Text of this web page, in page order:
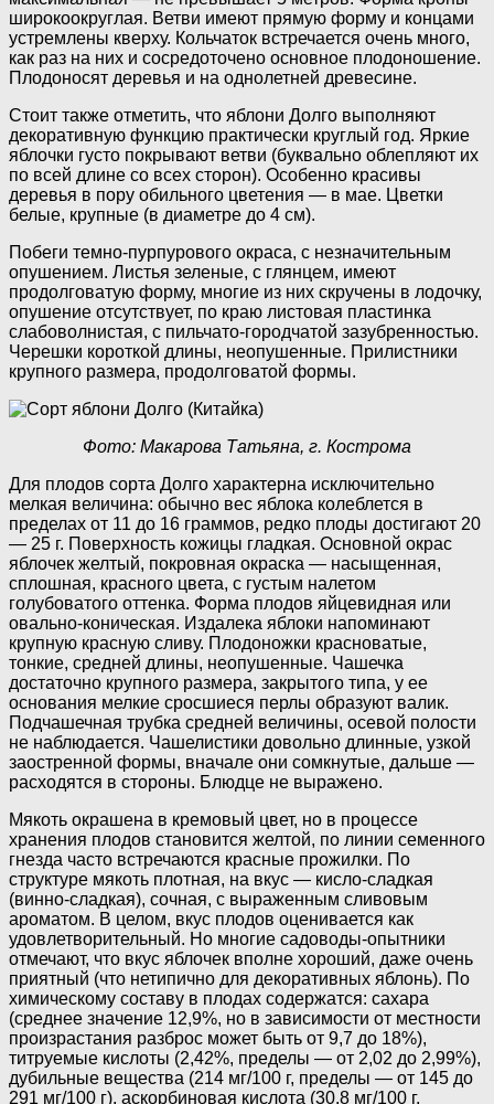
широкоокруглая. Ветви имеют прямую форму и концами
устремлены кверху. Кольчаток встречается очень много,
как раз на них и сосредоточено основное плодоношение.
Плодоносят деревья и на однолетней древесине.
Стоит также отметить, что яблони Долго выполняют
декоративную функцию практически круглый год. Яркие
яблочки густо покрывают ветви (буквально облепляют их
по всей длине со всех сторон). Особенно красивы
деревья в пору обильного цветения — в мае. Цветки
белые, крупные (в диаметре до 4 см).
Побеги темно-пурпурового окраса, с незначительным
опушением. Листья зеленые, с глянцем, имеют
продолговатую форму, многие из них скручены в лодочку,
опушение отсутствует, по краю листовая пластинка
слабоволнистая, с пильчато-городчатой зазубренностью.
Черешки короткой длины, неопушенные. Прилистники
крупного размера, продолговатой формы.
Фото: Макарова Татьяна, г. Кострома
Для плодов сорта Долго характерна исключительно
мелкая величина: обычно вес яблока колеблется в
пределах от 11 до 16 граммов, редко плоды достигают 20
— 25 г. Поверхность кожицы гладкая. Основной окрас
яблочек желтый, покровная окраска — насыщенная,
сплошная, красного цвета, с густым налетом
голубоватого оттенка. Форма плодов яйцевидная или
овально-коническая. Издалека яблоки напоминают
крупную красную сливу. Плодоножки красноватые,
тонкие, средней длины, неопушенные. Чашечка
достаточно крупного размера, закрытого типа, у ее
основания мелкие сросшиеся перлы образуют валик.
Подчашечная трубка средней величины, осевой полости
не наблюдается. Чашелистики довольно длинные, узкой
заостренной формы, вначале они сомкнутые, дальше —
расходятся в стороны. Блюдце не выражено.
Мякоть окрашена в кремовый цвет, но в процессе
хранения плодов становится желтой, по линии семенного
гнезда часто встречаются красные прожилки. По
структуре мякоть плотная, на вкус — кисло-сладкая
(винно-сладкая), сочная, с выраженным сливовым
ароматом. В целом, вкус плодов оценивается как
удовлетворительный. Но многие садоводы-опытники
отмечают, что вкус яблочек вполне хороший, даже очень
приятный (что нетипично для декоративных яблонь). По
химическому составу в плодах содержатся: сахара
(среднее значение 12,9%, но в зависимости от местности
произрастания разброс может быть от 9,7 до 18%),
титруемые кислоты (2,42%, пределы — от 2,02 до 2,99%),
дубильные вещества (214 мг/100 г, пределы — от 145 до
291 мг/100 г), аскорбиновая кислота (30,8 мг/100 г,